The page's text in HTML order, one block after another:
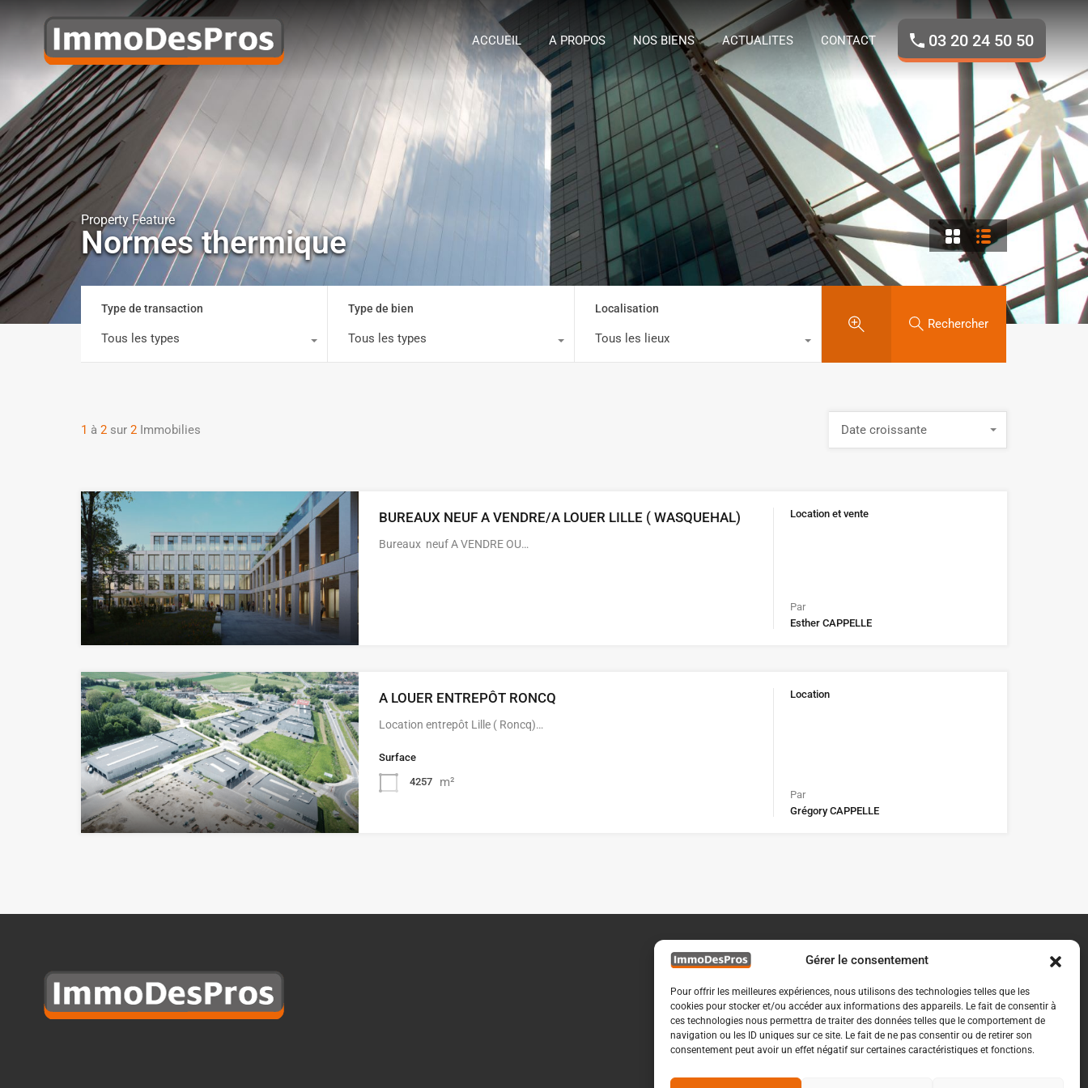
Gérer le consentement
Pour offrir les meilleures expériences, nous utilisons des technologies telles que les
cookies pour stocker et/ou accéder aux informations des appareils. Le fait de consentir à
ces technologies nous permettra de traiter des données telles que le comportement de
navigation ou les ID uniques sur ce site. Le fait de ne pas consentir ou de retirer son
consentement peut avoir un effet négatif sur certaines caractéristiques et fonctions.
ACCUEIL A PROPOS NOS BIENS ACTUALITES
ACCUEIL A PROPOS NOS BIENS ACTUALITES CONTACT 03 20 24 50 50
Property Feature
Normes thermique
Type de transaction
Tous les types
Type de bien
Tous les types
Localisation
Tous les lieux
Rechercher
1 à 2 sur 2 Immobilies Date croissante
BUREAUX NEUF A VENDRE/A LOUER LILLE ( WASQUEHAL)
Bureaux neuf A VENDRE OU…
Location et vente
Par
Esther CAPPELLE
A LOUER ENTREPÔT RONCQ
Location entrepôt Lille ( Roncq)…
Surface
4257 m²
Location
Par
Grégory CAPPELLE